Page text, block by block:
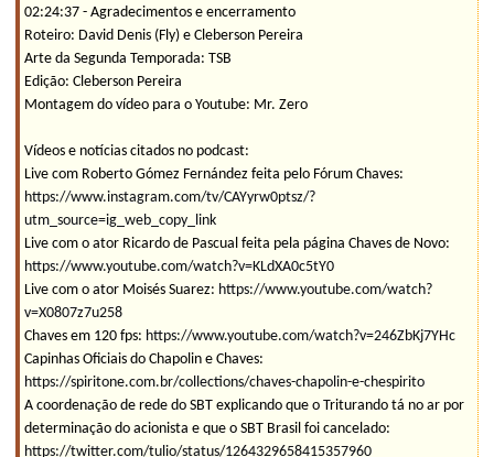
02:24:37 - Agradecimentos e encerramento
Roteiro: David Denis (Fly) e Cleberson Pereira
Arte da Segunda Temporada: TSB
Edição: Cleberson Pereira
Montagem do vídeo para o Youtube: Mr. Zero
Vídeos e notícias citados no podcast:
Live com Roberto Gómez Fernández feita pelo Fórum Chaves:
https://www.instagram.com/tv/CAYyrw0ptsz/?
utm_source=ig_web_copy_link
Live com o ator Ricardo de Pascual feita pela página Chaves de Novo:
https://www.youtube.com/watch?v=KLdXA0c5tY0
Live com o ator Moisés Suarez: https://www.youtube.com/watch?
v=X0807z7u258
Chaves em 120 fps: https://www.youtube.com/watch?v=246ZbKj7YHc
Capinhas Oficiais do Chapolin e Chaves:
https://spiritone.com.br/collections/chaves-chapolin-e-chespirito
A coordenação de rede do SBT explicando que o Triturando tá no ar por
determinação do acionista e que o SBT Brasil foi cancelado:
https://twitter.com/tulio/status/1264329658415357960